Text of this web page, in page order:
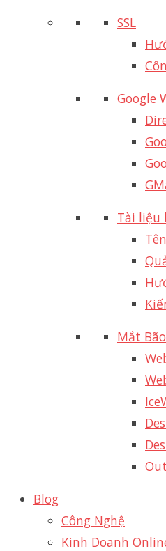
SSL
Google
Tài liệu
Mắt
Blog
Công Nghệ
Kinh Doanh